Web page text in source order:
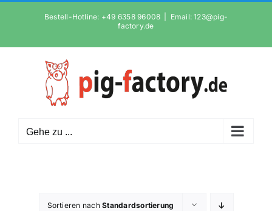
Bestell-Hotline: +49 6358 96008
Email: 123@pig-
factory.de
Gehe zu ...
Sortieren nachStandardsortierung